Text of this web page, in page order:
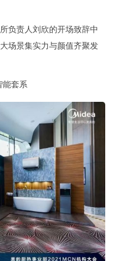
负责人刘欣的开场致辞中
场景集实力与颜值齐聚发
能套系